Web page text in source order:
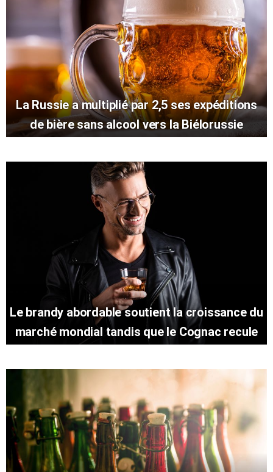
La Russie a multiplié par 2,5 ses expéditions
de bière sans alcool vers la Biélorussie
Le brandy abordable soutient la croissance du
marché mondial tandis que le Cognac recule